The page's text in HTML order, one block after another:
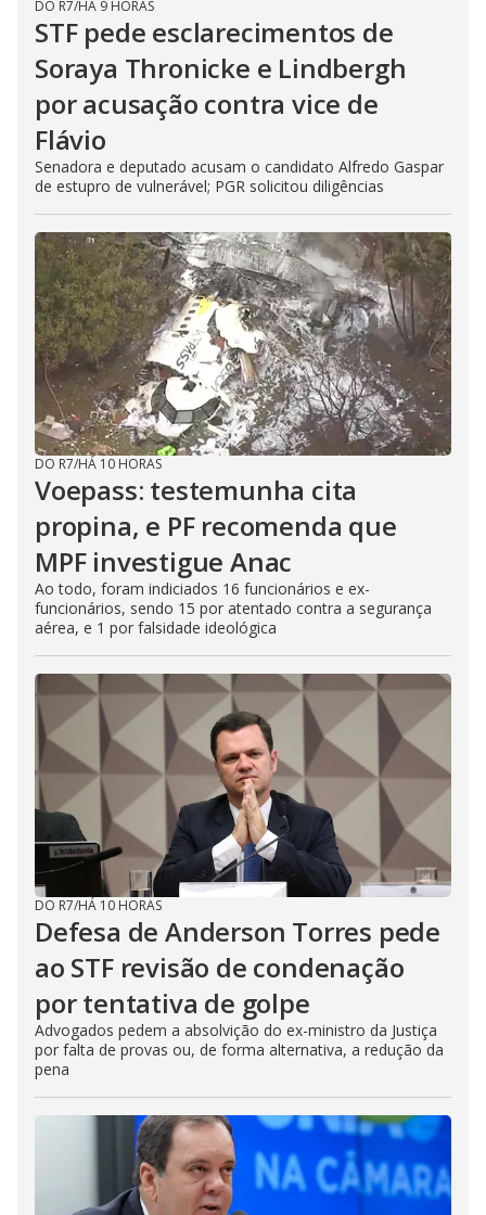
DO R7/HÁ 9 HORAS
STF pede esclarecimentos de
Soraya Thronicke e Lindbergh
por acusação contra vice de
Flávio
Senadora e deputado acusam o candidato Alfredo Gaspar
de estupro de vulnerável; PGR solicitou diligências
DO R7/HÁ 10 HORAS
Voepass: testemunha cita
propina, e PF recomenda que
MPF investigue Anac
Ao todo, foram indiciados 16 funcionários e ex-
funcionários, sendo 15 por atentado contra a segurança
aérea, e 1 por falsidade ideológica
DO R7/HÁ 10 HORAS
Defesa de Anderson Torres pede
ao STF revisão de condenação
por tentativa de golpe
Advogados pedem a absolvição do ex-ministro da Justiça
por falta de provas ou, de forma alternativa, a redução da
pena